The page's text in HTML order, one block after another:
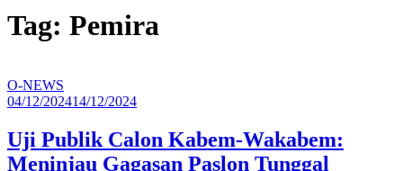
Tag: Pemira
O-NEWS
04/12/202414/12/2024
Uji Publik Calon Kabem-Wakabem:
Meninjau Gagasan Paslon Tunggal